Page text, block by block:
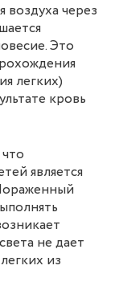
через
Это
легких)
кровь
является
не дает
из